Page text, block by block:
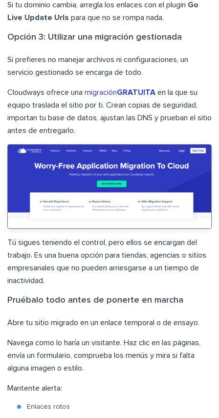
Si tu dominio cambia, arregla los enlaces con el plugin Go
Live Update Urls para que no se rompa nada.
Opción 3: Utilizar una migración gestionada
Si prefieres no manejar archivos ni configuraciones, un
servicio gestionado se encarga de todo.
Cloudways ofrece una migraciónGRATUITA en la que su
equipo traslada el sitio por ti. Crean copias de seguridad,
importan tu base de datos, ajustan las DNS y prueban el sitio
antes de entregarlo.
Tú sigues teniendo el control, pero ellos se encargan del
trabajo. Es una buena opción para tiendas, agencias o sitios
empresariales que no pueden arriesgarse a un tiempo de
inactividad.
Pruébalo todo antes de ponerte en marcha
Abre tu sitio migrado en un enlace temporal o de ensayo.
Navega como lo haría un visitante. Haz clic en las páginas,
envía un formulario, comprueba los menús y mira si falta
alguna imagen o estilo.
Mantente alerta:
Enlaces rotos